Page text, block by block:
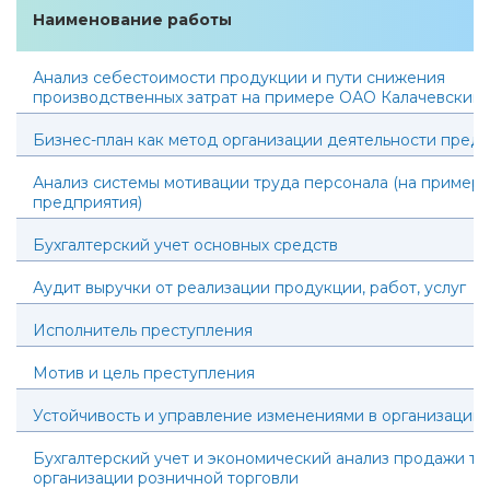
Наименование работы
Анализ себестоимости продукции и пути снижения
производственных затрат на примере ОАО Калачевский
Бизнес-план как метод организации деятельности
Анализ системы мотивации труда персонала (на примере
предприятия)
Бухгалтерский учет основных средств
Аудит выручки от реализации продукции, работ, услуг
Исполнитель преступления
Мотив и цель преступления
Устойчивость и управление изменениями в организации
Бухгалтерский учет и экономический анализ продажи
организации розничной торговли